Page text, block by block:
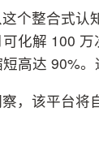
个整合式认
化解 100
高达 90%
，该平台将